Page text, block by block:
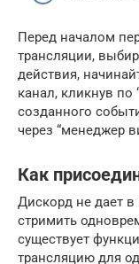
Перед началом
трансляции,
действия,
канал, кликнув по
созданного
через “менеджер
Как
Дискорд не дает
стримить
существует
трансляцию для